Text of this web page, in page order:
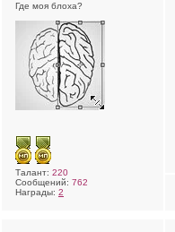
Где моя блоха?
Талант: 220
Сообщений: 762
Награды: 2